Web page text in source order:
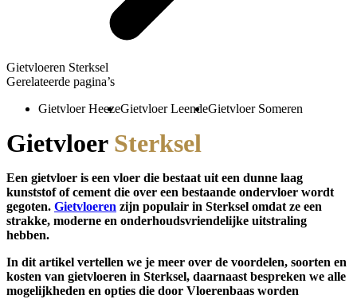
Gietvloeren Sterksel
Gerelateerde pagina’s
Gietvloer HeezeGietvloer LeendeGietvloer Someren
GietvloerSterksel
Een gietvloer is een vloer die bestaat uit een dunne laag
kunststof of cement die over een bestaande ondervloer wordt
gegoten. Gietvloeren zijn populair in Sterksel omdat ze een
strakke, moderne en onderhoudsvriendelijke uitstraling
hebben.
In dit artikel vertellen we je meer over de voordelen, soorten en
kosten van gietvloeren in Sterksel, daarnaast bespreken we alle
mogelijkheden en opties die door Vloerenbaas worden